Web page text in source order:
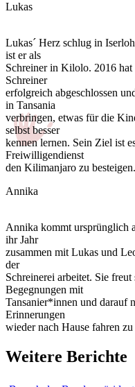
Lukas
Lukas´ Herz schlug in
ist er als
Schreiner in Kilolo. 2016
Schreiner
erfolgreich abgeschlossen
in Tansania
verbringen, etwas für die
selbst besser
kennen lernen. Sein Ziel ist
Freiwilligendienst
den Kilimanjaro zu besteigen.
Annika
Annika kommt ursprünglich
ihr Jahr
zusammen mit Lukas und
der
Schreinerei arbeitet. Sie
Begegnungen mit
Tansanier*innen und darauf
Erinnerungen
wieder nach Hause fahren
Weitere Berichte